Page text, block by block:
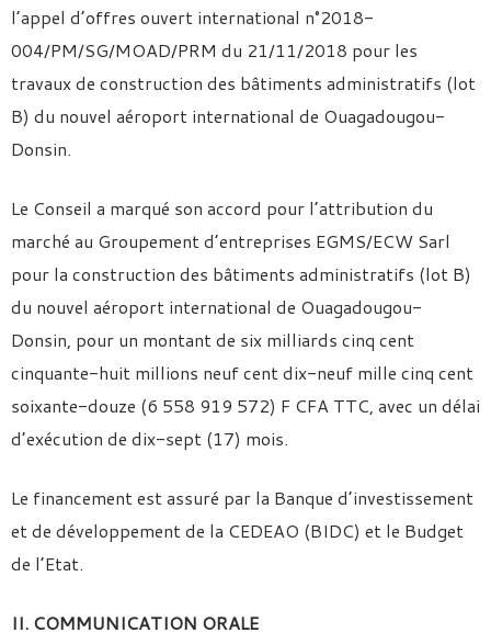
l’appel d’offres ouvert international n°2018-
004/PM/SG/MOAD/PRM du 21/11/2018 pour les
travaux de construction des bâtiments administratifs (lot
B) du nouvel aéroport international de Ouagadougou-
Donsin.
Le Conseil a marqué son accord pour l’attribution du
marché au Groupement d’entreprises EGMS/ECW Sarl
pour la construction des bâtiments administratifs (lot B)
du nouvel aéroport international de Ouagadougou-
Donsin, pour un montant de six milliards cinq cent
cinquante-huit millions neuf cent dix-neuf mille cinq cent
soixante-douze (6 558 919 572) F CFA TTC, avec un délai
d’exécution de dix-sept (17) mois.
Le financement est assuré par la Banque d’investissement
et de développement de la CEDEAO (BIDC) et le Budget
de l’Etat.
II. COMMUNICATION ORALE